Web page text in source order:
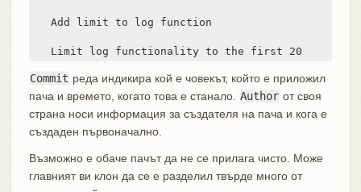
   Add limit to log function
   Limit log functionality to the first 20
Commit реда индикира кой е човекът, който е приложил
пача и времето, когато това е станало. Author от своя
страна носи информация за създателя на пача и кога е
създаден първоначално.
Възможно е обаче пачът да не се прилага чисто. Може
главният ви клон да се е разделил твърде много от